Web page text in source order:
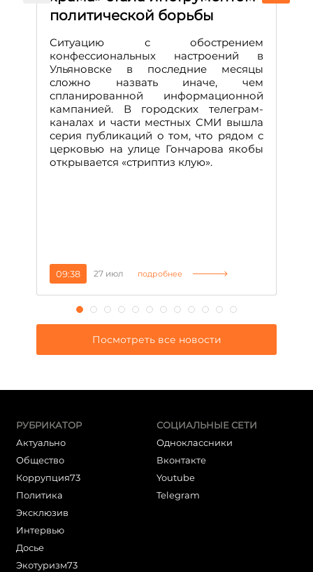
политической борьбы
Ситуацию с обострением
конфессиональных настроений в
Ульяновске в последние месяцы
сложно назвать иначе, чем
спланированной информационной
кампанией. В городских телеграм-
каналах и части местных СМИ вышла
серия публикаций о том, что рядом с
церковью на улице Гончарова якобы
открывается «стриптиз клую».
09:38 27 июл подробнее
Посмотреть все новости
РУБРИКАТОР
Актуально
Общество
Коррупция73
Политика
Эксклюзив
Интервью
Досье
Экотуризм73
СОЦИАЛЬНЫЕ СЕТИ
Одноклассники
Вконтакте
Youtube
Telegram